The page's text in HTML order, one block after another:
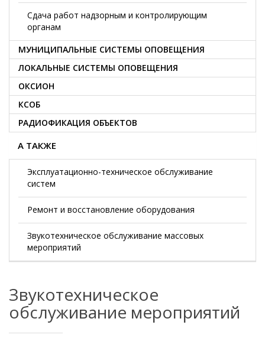
Сдача работ надзорным и контролирующим
органам
МУНИЦИПАЛЬНЫЕ СИСТЕМЫ ОПОВЕЩЕНИЯ
ЛОКАЛЬНЫЕ СИСТЕМЫ ОПОВЕЩЕНИЯ
ОКСИОН
КСОБ
РАДИОФИКАЦИЯ ОБЪЕКТОВ
А ТАКЖЕ
Эксплуатационно-техническое обслуживание
систем
Ремонт и восстановление оборудования
Звукотехническое обслуживание массовых
мероприятий
Звукотехническое
обслуживание мероприятий